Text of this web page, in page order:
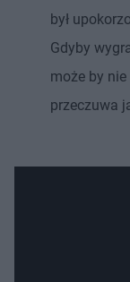
był
Gdyby
może by
przeczuwa